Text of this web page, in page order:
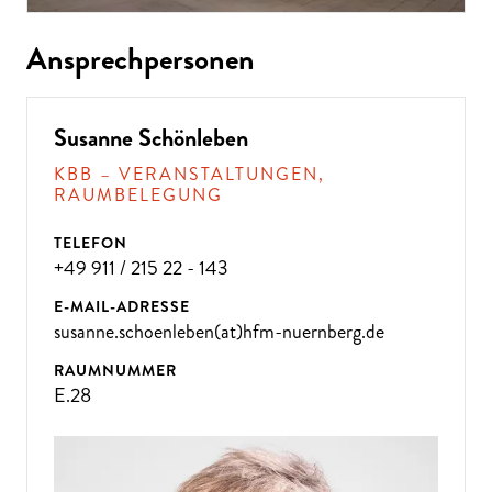
ÜBE
R 300
VE
R
A
NST
ALT
U
N
GE
N P
R
O
J
A
H
Ansprechpersonen
Susanne Schönleben
KBB – VERANSTALTUNGEN,
RAUMBELEGUNG
TELEFON
+49 911 / 215 22 - 143
E-MAIL-ADRESSE
susanne.schoenleben(at)hfm-nuernberg.de
RAUMNUMMER
E.28